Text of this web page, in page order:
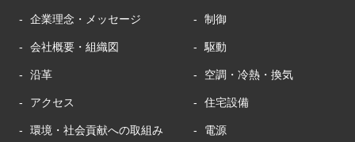
企業理念・メッセージ
会社概要・組織図
沿革
アクセス
環境・社会貢献への取組み
制御
駆動
空調・冷熱・換気
住宅設備
電源